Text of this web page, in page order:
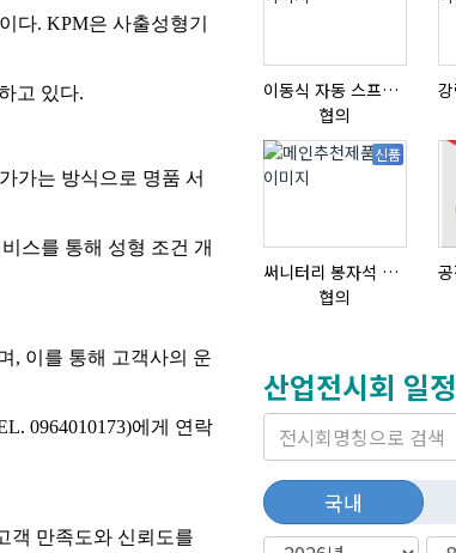
이동식 자동 스프레이 세척기
협의
신품
써니터리 봉자석 세트 SPECIAL , 봉자석 , 자석봉 , 호퍼용자석 , 전자석
협의
산업전시회 일정
국내